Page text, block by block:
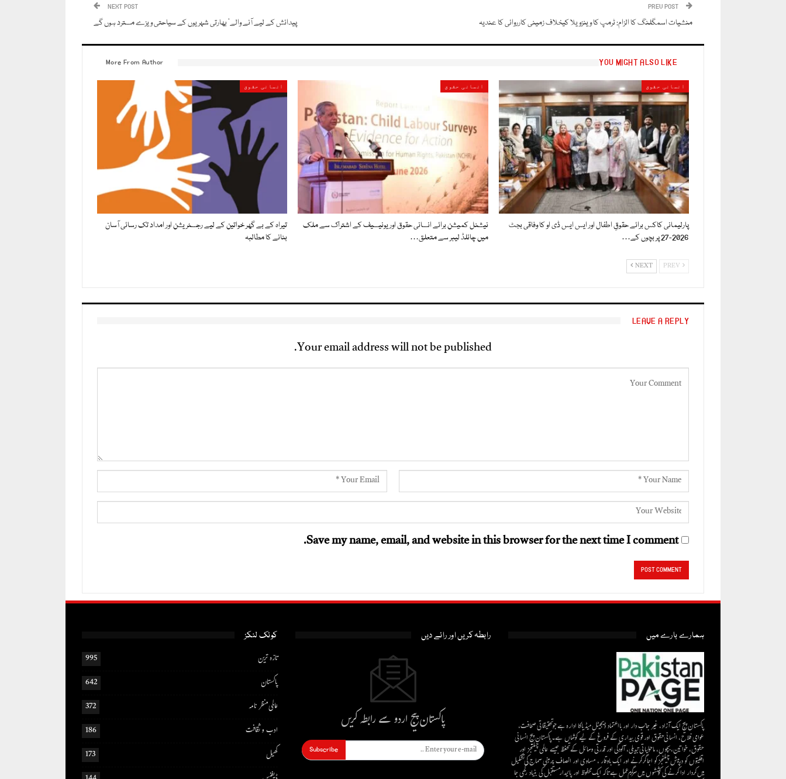
منشیات اسمگلنگ کا الزام: ٹرمپ کا وینزویلا کیخلاف زمینی کارروائی کا عندیہ
NEXT POST
پیدائش کے لیے آنے والے‘ بھارتی شہریوں کے سیاحتی ویزے مسترد ہوں گے
YOU MIGHT ALSO LIKE
More From Author
انسانی حقوق
پارلیمانی کاکس برائے حقوقِ اطفال اور ایس ایس ڈی او کا وفاقی بجٹ
2026-27 پر بچوں کے…
انسانی حقوق
نیشنل کمیشن برائے انسانی حقوق اور یونیسیف کے اشتراک سے ملک
میں چائلڈ لیبر سے متعلق…
انسانی حقوق
تیراہ کے بے گھر خواتین کے لیے رجسٹریشن اور امداد تک رسائی آسان
بنانے کا مطالبہ
NEXT
LEAVE A REPLY
Your email address will not be published.
Save my name, email, and website in this browser for the next time I comment.
ہمارے بارے میں
پاکستان پیج ایک آزاد، غیر جانب دار اور بااعتماد ڈیجیٹل میڈیاکا ادارہ ہے جو تحقیقاتی صحافت،
عوامی فلاح، انسانی حقوق اور قومی بیداری کے فروغ کے لیے کوشاں ہے۔پاکستان پیج انسانی
حقوق، خواتین، بچوں، ماحولیاتی تبدیلی، آلودگی اور قدرتی وسائل کے تحفظ جیسے عالمی چیلنجز اور
اقلیتوں کو درپیش چیلنجز کو اجاگر کرنے اور ایک باوقار ، مساوی اور انصاف پر مبنی سماج کی تشکیل
میں کردار ادا کرنے کی کوششوں میں سرگرم عمل ہےتاکہ ایک محفوظ اور پائیدار مستقبل کی بنیاد رکھی جا
رابطہ کریں اور رائے دیں
پاکستان پیج اردو سے رابطہ کریں
Subscribe
کوئک لنکز
تازہ ترین
995
پاکستان
642
عالمی منظر نامہ
372
ادب و ثقافت
186
کھیل
173